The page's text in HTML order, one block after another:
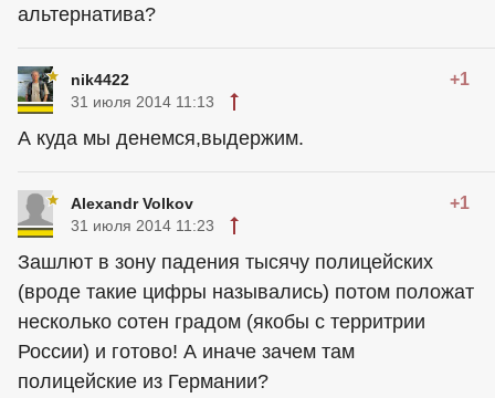
альтернатива?
nik4422 +1
31 июля 2014 11:13
А куда мы денемся,выдержим.
Alexandr Volkov +1
31 июля 2014 11:23
Зашлют в зону падения тысячу полицейских
(вроде такие цифры назывались) потом положат
несколько сотен градом (якобы с территрии
России) и готово! А иначе зачем там
полицейские из Германии?